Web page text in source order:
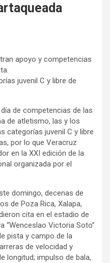
apoyo y competencias
juvenil C y libre de
de competencias de las
de atletismo, las y los
categorías juvenil C y libre
por lo que Veracruz
en la XXI edición de la
organizada por el
domingo, decenas de
de Poza Rica, Xalapa,
cita en el estadio de
“Wenceslao Victoria Soto”
pista y campo de la
de velocidad y
longitud; impulso de bala,